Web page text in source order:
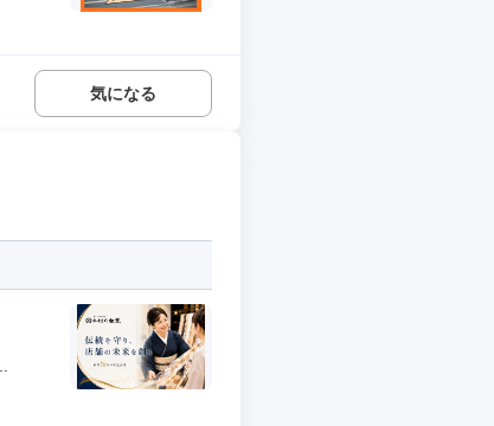
気になる